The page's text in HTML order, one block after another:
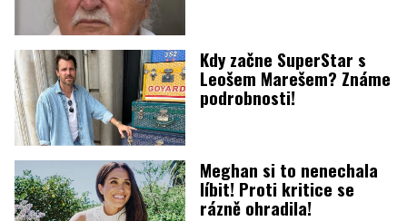
Kdy začne SuperStar s
Leošem Marešem? Známe
podrobnosti!
Meghan si to nenechala
líbit! Proti kritice se
rázně ohradila!